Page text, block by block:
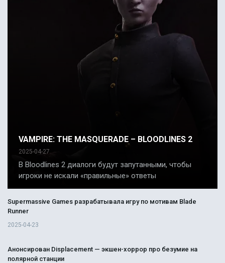
VAMPIRE: THE MASQUERADE – BLOODLINES 2
2025-04-27
В Bloodlines 2 диалоги будут запутанными, чтобы
игроки не искали «правильные» ответы
Supermassive Games разрабатывала игру по мотивам Blade
Runner
2025-04-23
Анонсирован Displacement — экшен-хоррор про безумие на
полярной станции